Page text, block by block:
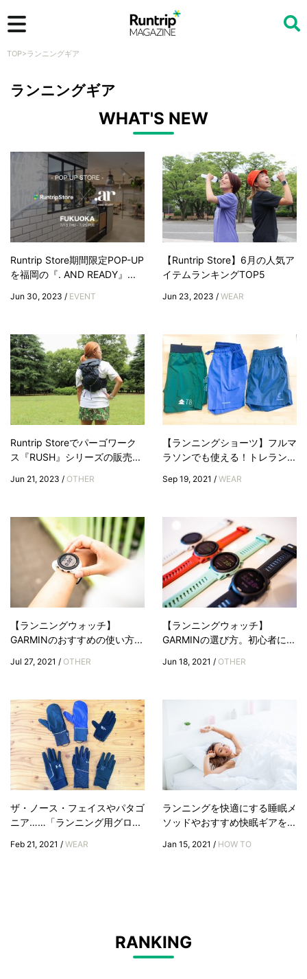
TOP>ランニングギア
ランニングギア
WHAT'S NEW
Runtrip Store期間限定POP-UP
を福岡の『. AND READY』...
Jun 30, 2023 / EVENT
【Runtrip Store】6月の人気ア
イテムランキングTOP5
Jun 23, 2023 / WEAR
Runtrip Storeでパーゴワーク
ス『RUSH』シリーズの販売...
Jun 21, 2023 / OTHER
【ランニングショーツ】フルマ
ラソンでも使える！トレラン...
Sep 19, 2021 / WEAR
【ランニングウォッチ】
GARMINのおすすめの使い方...
Jul 27, 2021 / OTHER
【ランニングウォッチ】
GARMINの選び方。初心者に...
Jun 18, 2021 / OTHER
ザ・ノース・フェイスやパタゴ
ニア……「ランニング用グロ...
Feb 21, 2021 / WEAR
ランニングを快適にする睡眠メ
ソッドやおすすめ快眠ギアを...
Jan 15, 2021 / HOW TO
RANKING